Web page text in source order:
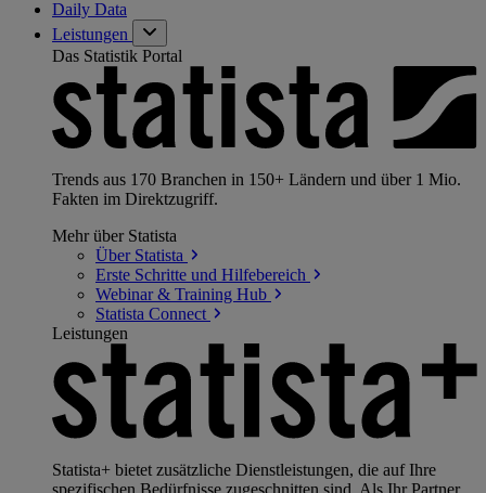
Daily Data
Leistungen
Das Statistik Portal
Trends aus 170 Branchen in 150+ Ländern und über 1 Mio.
Fakten im Direktzugriff.
Mehr über Statista
Über Statista
Erste Schritte und Hilfebereich
Webinar & Training Hub
Statista Connect
Leistungen
Statista+ bietet zusätzliche Dienstleistungen, die auf Ihre
spezifischen Bedürfnisse zugeschnitten sind. Als Ihr Partner